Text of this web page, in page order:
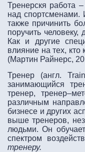
Тренерскя работа
над спортсменами.
также причинить
поручить
Как и другие
влияние на тех,
(Мартин Райнерс,
Тренер (англ.
занимающийся
тренер,
различным
бизнесе и других
выше тренеров,
людьми. Он
спектром
тренеру.